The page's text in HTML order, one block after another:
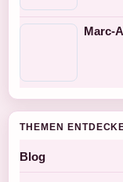
Marc-
THEMEN
Blog